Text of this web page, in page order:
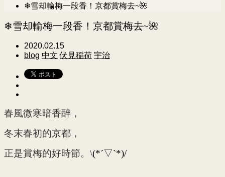
❄雪却輸梅一段香！京都賞梅去~🌺
❄雪却輸梅一段香！京都賞梅去~🌺
2020.02.15
blog 中文 伏見稲荷 宇治
春風微寒暗香醉，
冬末春初的京都，
正是賞梅的好時節。\(*´▽`*)/